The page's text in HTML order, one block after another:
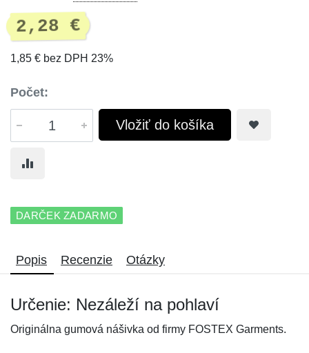
2,28 €
1,85 € bez DPH 23%
Počet:
Vložiť do košíka
DARČEK ZADARMO
Popis Recenzie Otázky
Určenie: Nezáleží na pohlaví
Originálna gumová nášivka od firmy FOSTEX Garments.